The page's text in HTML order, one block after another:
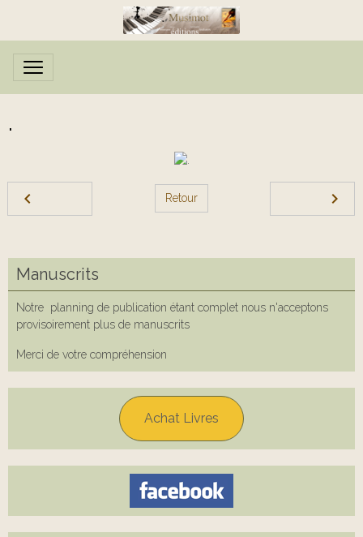
.
Retour
Manuscrits
Notre planning de publication étant complet nous n'acceptons
provisoirement plus de manuscrits
Merci de votre compréhension
Achat Livres